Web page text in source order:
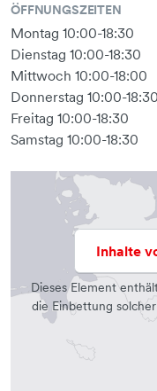
ÖFFNUNGSZEITEN
Montag 10:00-18:30
Dienstag 10:00-18:30
Mittwoch 10:00-18:00
Donnerstag 10:00-18:30
Freitag 10:00-18:30
Samstag 10:00-18:30
Inhalte
Dieses Element
die Einbettung